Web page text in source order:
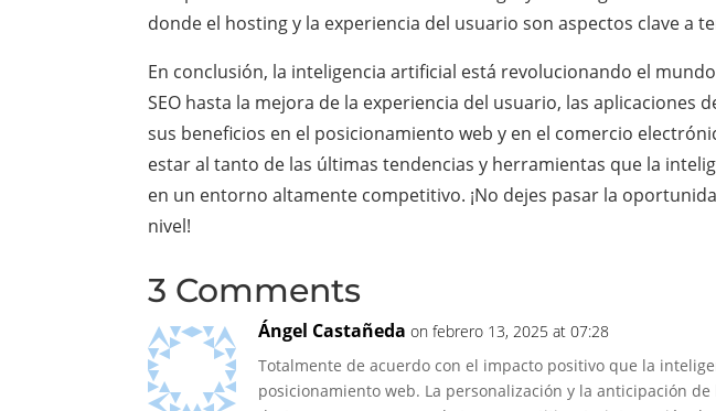
donde el hosting y la experiencia del usuario son aspectos clave a
En conclusión, la inteligencia artificial está revolucionando el
SEO hasta la mejora de la experiencia del usuario, las
sus beneficios en el posicionamiento web y en el comercio
estar al tanto de las últimas tendencias y herramientas que la
en un entorno altamente competitivo. ¡No dejes pasar la
nivel!
3 Comments
Ángel Castañeda on febrero 13, 2025 at 07:28
Totalmente de acuerdo con el impacto positivo que la
posicionamiento web. La personalización y la anticipación